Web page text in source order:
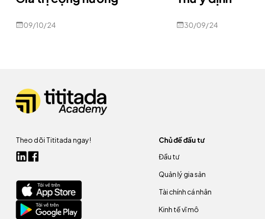
09/10/24 30/09/24
Theo dõi Tititada ngay!
Chủ đề đầu tư
Đầu tư
Quản lý gia sản
Tài chính cá nhân
Kinh tế vĩ mô